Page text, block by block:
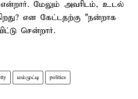
என்றார். மேலும் அவரிடம், உடல்
என கேட்டதற்கு "நன்றாக
சென்றார்.
மம்முட்டி politics